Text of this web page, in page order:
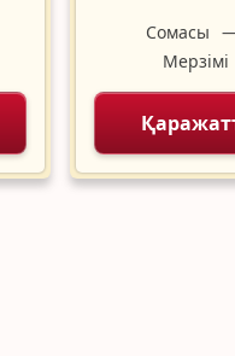
Сомасы
Мерзімі